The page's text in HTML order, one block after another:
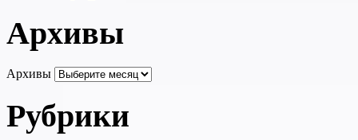
Архивы
Архивы
Рубрики